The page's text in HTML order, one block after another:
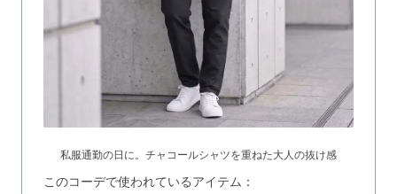
私服通勤の日に。チャコールシャツを重ねた大人の抜け感
このコーデで使われているアイテム：